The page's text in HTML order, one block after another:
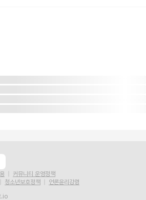
커뮤니티 운영정책
청소년보호정책
언론윤리강령